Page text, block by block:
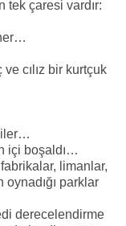
tek çaresi vardır:
cılız bir kurtçuk
içi boşaldı…
limanlar,
oynadığı parklar
derecelendirme